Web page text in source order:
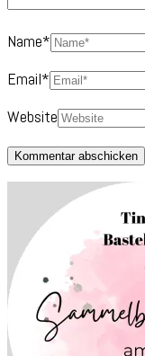
Name*
Email*
Website